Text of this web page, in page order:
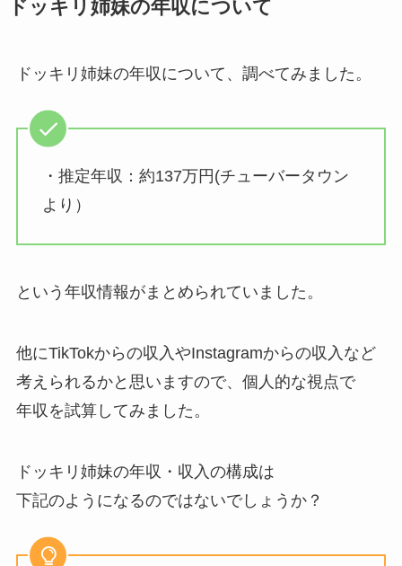
ドッキリ姉妹の年収について
ドッキリ姉妹の年収について、調べてみました。
・推定年収：約137万円(チューバータウン
より）
という年収情報がまとめられていました。
他にTikTokからの収入やInstagramからの収入など
考えられるかと思いますので、個人的な視点で
年収を試算してみました。
ドッキリ姉妹の年収・収入の構成は
下記のようになるのではないでしょうか？